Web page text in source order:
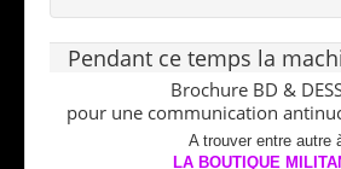
Pendant ce temps la
Brochure BD &
pour une communication
A trouver entre autre
LA BOUTIQUE